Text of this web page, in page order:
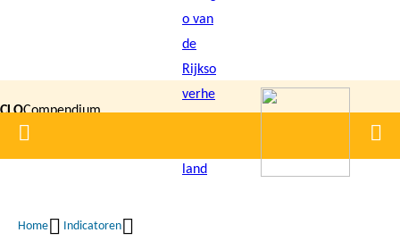
inhoud
gaan
CLOCompendium
voor de
Home
Home Indicatoren